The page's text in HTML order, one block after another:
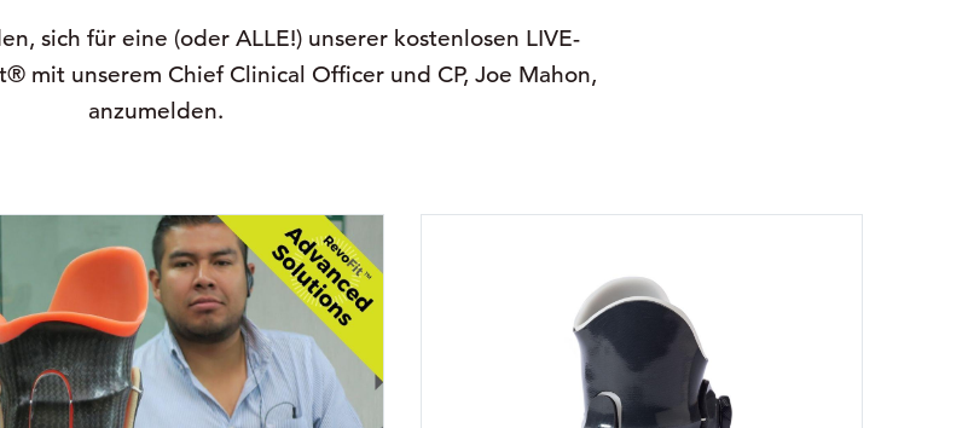
sich für eine (oder ALLE!) unserer kostenlosen LIVE-
mit unserem Chief Clinical Officer und CP, Joe Mahon,
anzumelden.